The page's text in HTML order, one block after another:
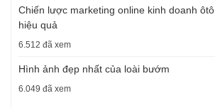
Chiến lược marketing online kinh doanh ôtô
hiệu quả
6.512 đã xem
Hình ảnh đẹp nhất của loài bướm
6.049 đã xem